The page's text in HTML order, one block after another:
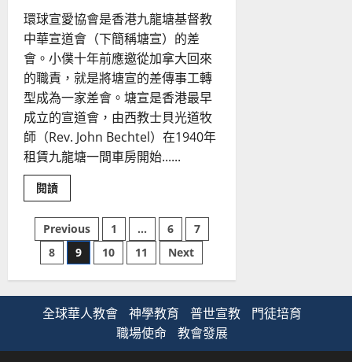
何
建
榮
環球宣愛協會是香港九龍塘基督教
中華宣道會（下簡稱塘宣）的差
會。小僕十年前應邀從加拿大回來
的職責，就是將塘宣的差傳事工轉
型成為一家差會。塘宣是香港最早
成立的宣道會，由西教士貝光道牧
師（Rev. John Bechtel）在1940年
租賃九龍塘一間車房開始......
閱讀Read
more
超
出
宗
差
框
框
｜
材
文
章
分
Previous 1 ... 6
7
8
9 10 11 Next
全球華人教會 神學教育 普世宣教
門徒培育
職場使命
教會發展